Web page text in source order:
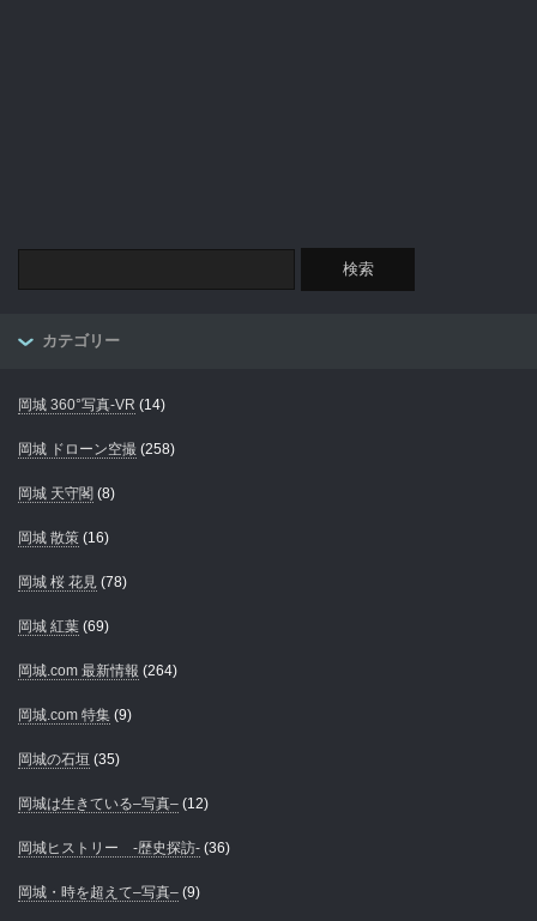
カテゴリー
岡城 360°写真-VR (14)
岡城 ドローン空撮 (258)
岡城 天守閣 (8)
岡城 散策 (16)
岡城 桜 花見 (78)
岡城 紅葉 (69)
岡城.com 最新情報 (264)
岡城.com 特集 (9)
岡城の石垣 (35)
岡城は生きている–写真– (12)
岡城ヒストリー -歴史探訪- (36)
岡城・時を超えて–写真– (9)